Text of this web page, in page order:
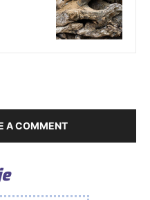
A COMMENT